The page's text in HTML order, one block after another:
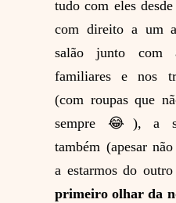
tudo com eles
com direito a um
salão junto
familiares e nos
(com roupas que
sempre 😂), a
também (apesar
a estarmos do
primeiro olhar da